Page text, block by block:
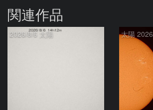
関連作品
2026/8/6 太陽 太陽